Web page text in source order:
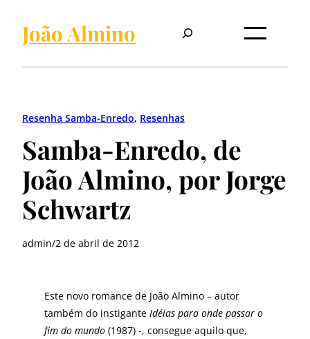
João Almino
Resenha Samba-Enredo, Resenhas
Samba-Enredo, de
João Almino, por Jorge
Schwartz
admin/2 de abril de 2012
Este novo romance de João Almino – autor
também do instigante Idéias para onde passar o
fim do mundo (1987) -, consegue aquilo que,